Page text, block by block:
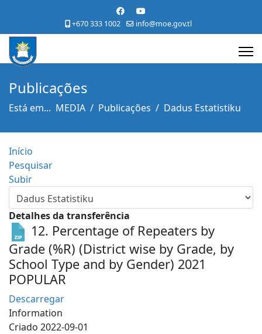
+670 333 1002 info@moe.gov.tl
Publicações
Está em... MEDIA Publicações Dadus Estatistiku
Início
Pesquisar
Subir
Detalhes da transferência
12. Percentage of Repeaters by
Grade (%R) (District wise by Grade, by
School Type and by Gender) 2021
POPULAR
Descarregar
Information
Criado 2022-09-01